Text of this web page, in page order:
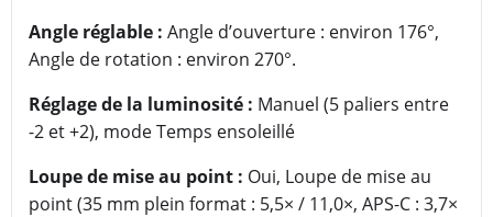
Angle réglable : Angle d’ouverture : environ 176°,
Angle de rotation : environ 270°.
Réglage de la luminosité : Manuel (5 paliers entre
-2 et +2), mode Temps ensoleillé
Loupe de mise au point : Oui, Loupe de mise au
point (35 mm plein format : 5,5× / 11,0×, APS-C : 3,7×